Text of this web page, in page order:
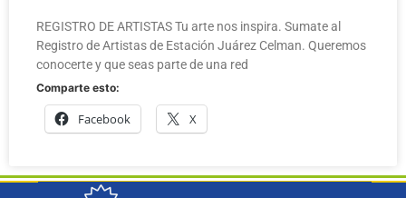
REGISTRO DE ARTISTAS Tu arte nos inspira. Sumate al
Registro de Artistas de Estación Juárez Celman. Queremos
conocerte y que seas parte de una red
Comparte esto:
Facebook X